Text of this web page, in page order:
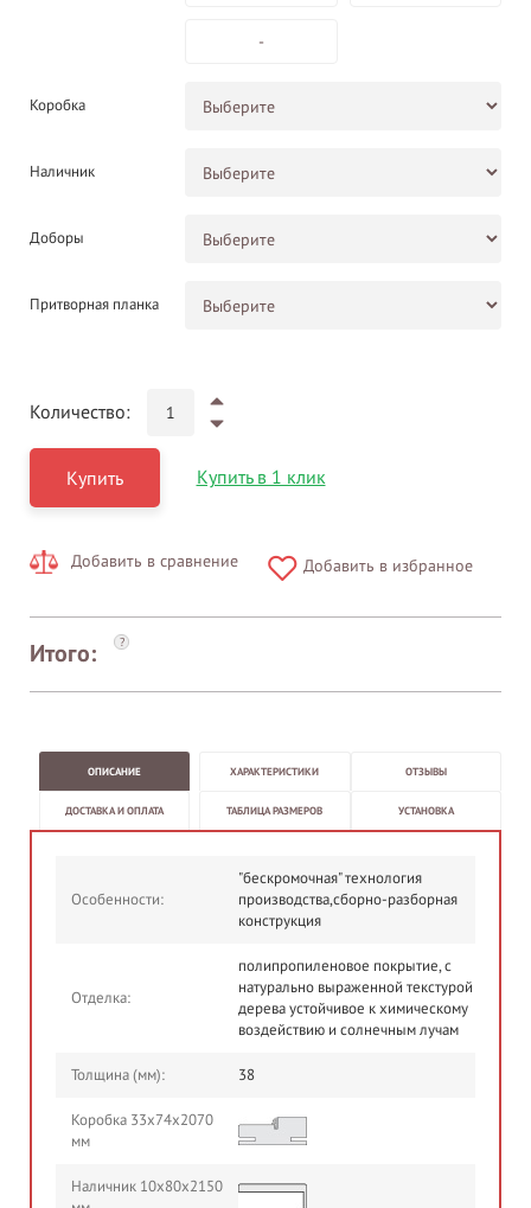
-
Коробка
Наличник
Доборы
Притворная планка
Количество:
Купить Купить в 1 клик
Добавить в сравнение Добавить в избранное
Итого: ?
ОПИСАНИЕ ХАРАКТЕРИСТИКИ ОТЗЫВЫ
ДОСТАВКА И ОПЛАТА ТАБЛИЦА РАЗМЕРОВ УСТАНОВКА
Особенности:
"бескромочная" технология
производства,сборно-разборная
конструкция
Отделка:
полипропиленовое покрытие, с
натурально выраженной текстурой
дерева устойчивое к химическому
воздействию и солнечным лучам
Толщина (мм): 38
Коробка 33х74х2070
мм
Наличник 10x80x2150